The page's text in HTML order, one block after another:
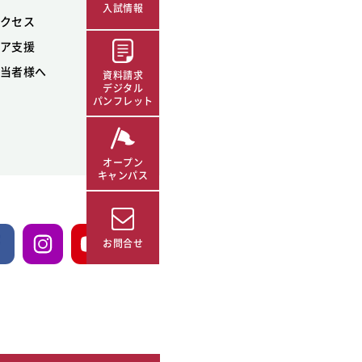
セス
支援
者様へ
入試情報
資料請求
デジタル
パンフレット
オープン
キャンパス
お問合せ